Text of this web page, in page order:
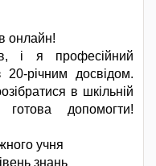
онлайн!
і я професійний
20-річним досвідом.
в шкільній
готова допомогти!
учня
знань